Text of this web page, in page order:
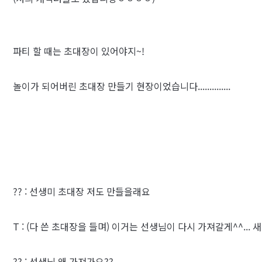
파티 할 때는 초대장이 있어야지~!
놀이가 되어버린 초대장 만들기 현장이었습니다..............
?? : 선생미 초대장 저도 만들을래요
T : (다 쓴 초대장을 들며) 이거는 선생님이 다시 가져갈게^^...